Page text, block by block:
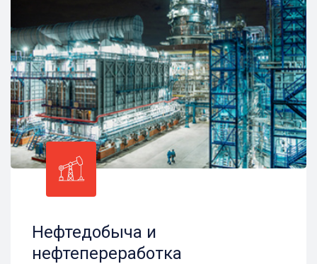
Нефтедобыча и
нефтепереработка